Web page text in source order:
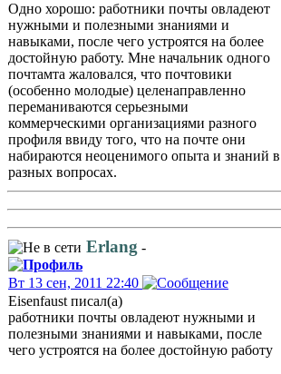
Одно хорошо: работники почты овладеют
нужными и полезными знаниями и
навыками, после чего устроятся на более
достойную работу. Мне начальник одного
почтамта жаловался, что почтовики
(особенно молодые) целенаправленно
переманиваются серьезными
коммерческими организациями разного
профиля ввиду того, что на почте они
набираются неоценимого опыта и знаний в
разных вопросах.
Erlang -
Вт 13 сен, 2011 22:40
Eisenfaust писал(а)
работники почты овладеют нужными и
полезными знаниями и навыками, после
чего устроятся на более достойную работу